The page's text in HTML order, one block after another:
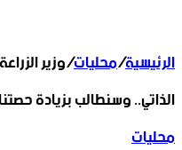
الرئيسية/محليات/وزير
الذاتي.. وسنطالب بزيادة
محليات